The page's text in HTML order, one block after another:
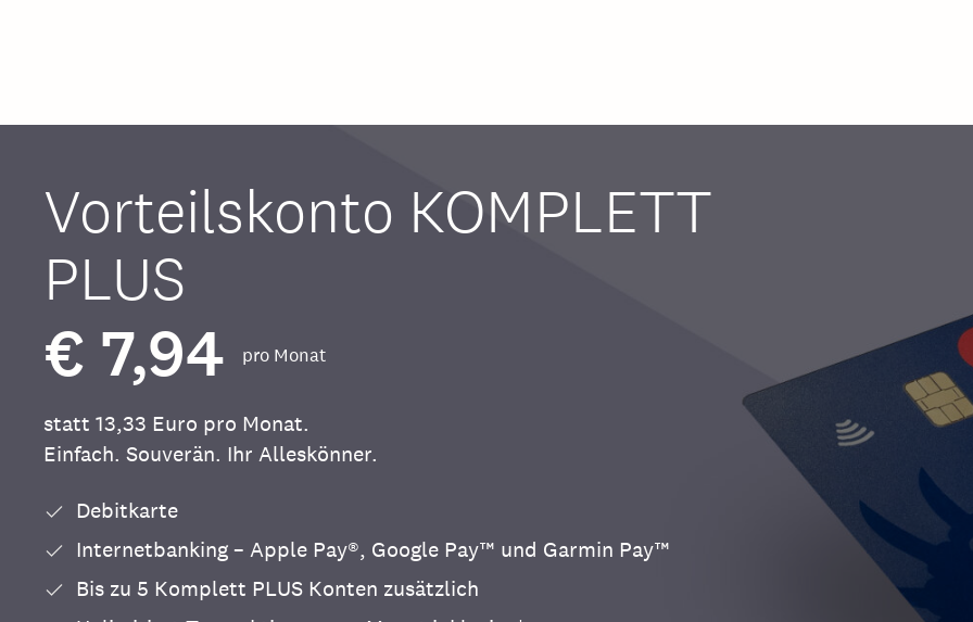
Vorteilskonto KOMPLETT
PLUS
€ 7,94 pro Monat
statt 13,33 Euro pro Monat.
Einfach. Souverän. Ihr Alleskönner.
Debitkarte
Internetbanking – Apple Pay®, Google Pay™ und Garmin Pay™
Bis zu 5 Komplett PLUS Konten zusätzlich